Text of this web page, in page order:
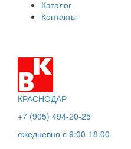
Каталог
Контакты
КРАСНОДАР
+7 (905) 494-20-25
ежедневно с 9:00-18:00